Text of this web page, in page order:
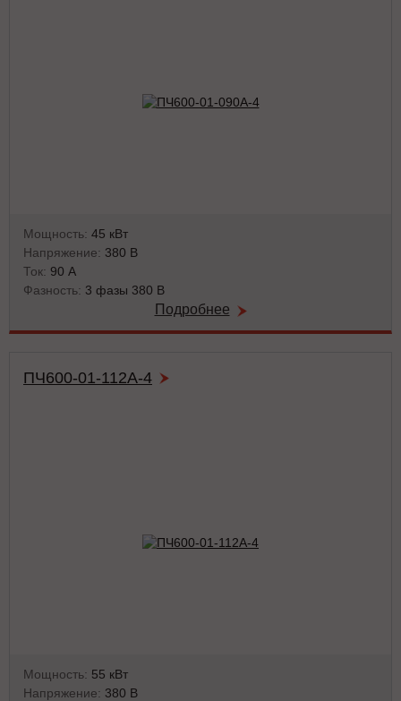
Мощность: 45 кВт
Напряжение: 380 В
Ток: 90 А
Фазность: 3 фазы 380 В
Подробнее
ПЧ600-01-112А-4
Мощность: 55 кВт
Напряжение: 380 В